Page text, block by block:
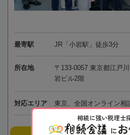
最寄駅 JR「小岩駅」徒歩3分
所在地
〒133-0057 東京都江戸
岩ビル2階
対応エリア 東京、全国オンライン相
相続に強い税理士
に